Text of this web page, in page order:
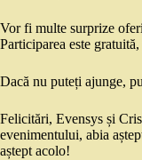
Vor fi multe surprize
Participarea este
Dacă nu puteți ajunge,
Felicitări, Evensys și
evenimentului, abia
aștept acolo!